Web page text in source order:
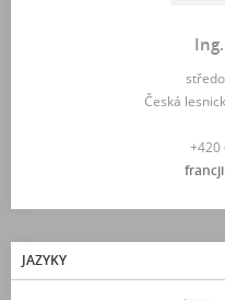
Česká
+420
JAZYKY